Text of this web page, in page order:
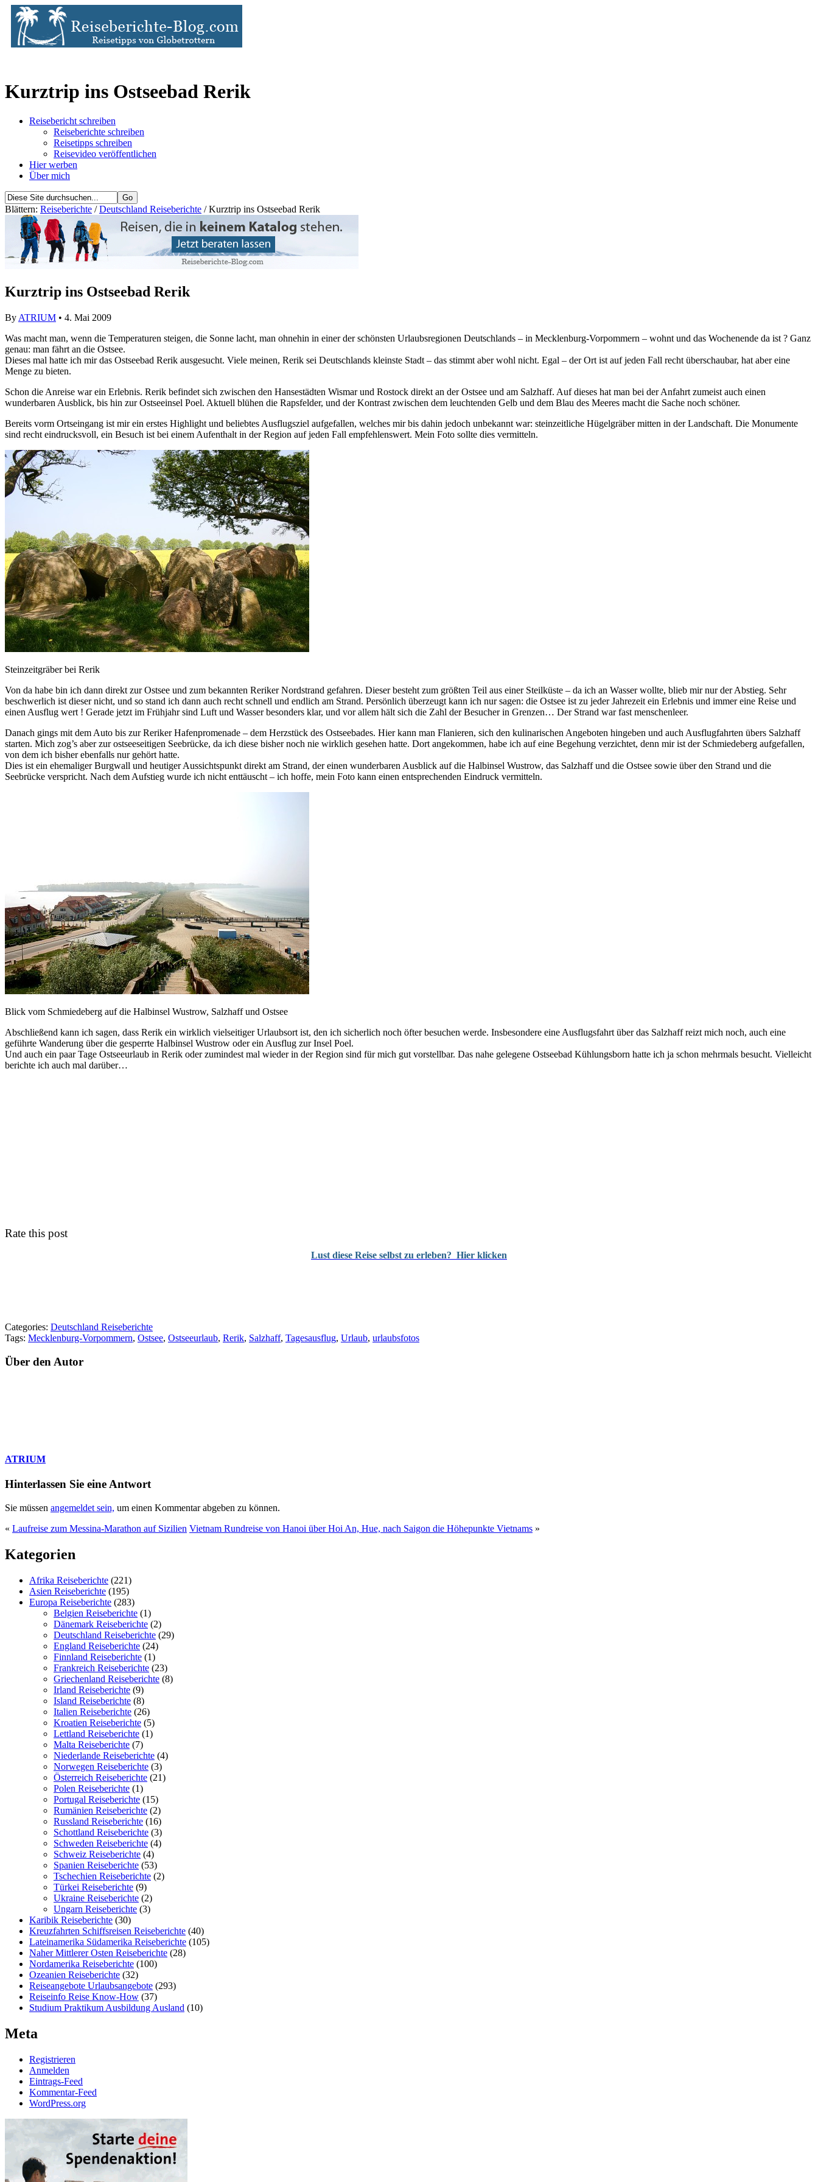
Kurztrip ins Ostseebad Rerik
Reisebericht schreiben
Reiseberichte schreiben
Reisetipps schreiben
Reisevideo veröffentlichen
Hier werben
Über mich
Blättern: Reiseberichte /Deutschland Reiseberichte / Kurztrip ins Ostseebad Rerik
Kurztrip ins Ostseebad Rerik
By ATRIUM • 4. Mai 2009
Was macht man, wenn die Temperaturen steigen, die Sonne lacht, man ohnehin in einer der schönsten Urlaubsregionen Deutschlands – in Mecklenburg-Vorpommern – wohnt und das Wochenende da ist ? Ganz
genau: man fährt an die Ostsee.
Dieses mal hatte ich mir das Ostseebad Rerik ausgesucht. Viele meinen, Rerik sei Deutschlands kleinste Stadt – das stimmt aber wohl nicht. Egal – der Ort ist auf jeden Fall recht überschaubar, hat aber eine
Menge zu bieten.
Schon die Anreise war ein Erlebnis. Rerik befindet sich zwischen den Hansestädten Wismar und Rostock direkt an der Ostsee und am Salzhaff. Auf dieses hat man bei der Anfahrt zumeist auch einen
wunderbaren Ausblick, bis hin zur Ostseeinsel Poel. Aktuell blühen die Rapsfelder, und der Kontrast zwischen dem leuchtenden Gelb und dem Blau des Meeres macht die Sache noch schöner.
Bereits vorm Ortseingang ist mir ein erstes Highlight und beliebtes Ausflugsziel aufgefallen, welches mir bis dahin jedoch unbekannt war: steinzeitliche Hügelgräber mitten in der Landschaft. Die Monumente
sind recht eindrucksvoll, ein Besuch ist bei einem Aufenthalt in der Region auf jeden Fall empfehlenswert. Mein Foto sollte dies vermitteln.
Steinzeitgräber bei Rerik
Von da habe bin ich dann direkt zur Ostsee und zum bekannten Reriker Nordstrand gefahren. Dieser besteht zum größten Teil aus einer Steilküste – da ich an Wasser wollte, blieb mir nur der Abstieg. Sehr
beschwerlich ist dieser nicht, und so stand ich dann auch recht schnell und endlich am Strand. Persönlich überzeugt kann ich nur sagen: die Ostsee ist zu jeder Jahrezeit ein Erlebnis und immer eine Reise und
einen Ausflug wert ! Gerade jetzt im Frühjahr sind Luft und Wasser besonders klar, und vor allem hält sich die Zahl der Besucher in Grenzen… Der Strand war fast menschenleer.
Danach gings mit dem Auto bis zur Reriker Hafenpromenade – dem Herzstück des Ostseebades. Hier kann man Flanieren, sich den kulinarischen Angeboten hingeben und auch Ausflugfahrten übers Salzhaff
starten. Mich zog’s aber zur ostseeseitigen Seebrücke, da ich diese bisher noch nie wirklich gesehen hatte. Dort angekommen, habe ich auf eine Begehung verzichtet, denn mir ist der Schmiedeberg aufgefallen,
von dem ich bisher ebenfalls nur gehört hatte.
Dies ist ein ehemaliger Burgwall und heutiger Aussichtspunkt direkt am Strand, der einen wunderbaren Ausblick auf die Halbinsel Wustrow, das Salzhaff und die Ostsee sowie über den Strand und die
Seebrücke verspricht. Nach dem Aufstieg wurde ich nicht enttäuscht – ich hoffe, mein Foto kann einen entsprechenden Eindruck vermitteln.
Blick vom Schmiedeberg auf die Halbinsel Wustrow, Salzhaff und Ostsee
Abschließend kann ich sagen, dass Rerik ein wirklich vielseitiger Urlaubsort ist, den ich sicherlich noch öfter besuchen werde. Insbesondere eine Ausflugsfahrt über das Salzhaff reizt mich noch, auch eine
geführte Wanderung über die gesperrte Halbinsel Wustrow oder ein Ausflug zur Insel Poel.
Und auch ein paar Tage Ostseeurlaub in Rerik oder zumindest mal wieder in der Region sind für mich gut vorstellbar. Das nahe gelegene Ostseebad Kühlungsborn hatte ich ja schon mehrmals besucht. Vielleicht
berichte ich auch mal darüber…
Rate this post
Lust diese Reise selbst zu erleben? Hier klicken
Categories: Deutschland Reiseberichte
Tags: Mecklenburg-Vorpommern, Ostsee, Ostseeurlaub, Rerik, Salzhaff, Tagesausflug, Urlaub, urlaubsfotos
Über den Autor
ATRIUM
Hinterlassen Sie eine Antwort
Sie müssen angemeldet sein, um einen Kommentar abgeben zu können.
« Laufreise zum Messina-Marathon auf Sizilien Vietnam Rundreise von Hanoi über Hoi An, Hue, nach Saigon die Höhepunkte Vietnams »
Kategorien
Afrika Reiseberichte (221)
Asien Reiseberichte (195)
Europa Reiseberichte (283)
Belgien Reiseberichte (1)
Dänemark Reiseberichte (2)
Deutschland Reiseberichte (29)
England Reiseberichte (24)
Finnland Reiseberichte (1)
Frankreich Reiseberichte (23)
Griechenland Reiseberichte (8)
Irland Reiseberichte (9)
Island Reiseberichte (8)
Italien Reiseberichte (26)
Kroatien Reiseberichte (5)
Lettland Reiseberichte (1)
Malta Reiseberichte (7)
Niederlande Reiseberichte (4)
Norwegen Reiseberichte (3)
Österreich Reiseberichte (21)
Polen Reiseberichte (1)
Portugal Reiseberichte (15)
Rumänien Reiseberichte (2)
Russland Reiseberichte (16)
Schottland Reiseberichte (3)
Schweden Reiseberichte (4)
Schweiz Reiseberichte (4)
Spanien Reiseberichte (53)
Tschechien Reiseberichte (2)
Türkei Reiseberichte (9)
Ukraine Reiseberichte (2)
Ungarn Reiseberichte (3)
Karibik Reiseberichte (30)
Kreuzfahrten Schiffsreisen Reiseberichte (40)
Lateinamerika Südamerika Reiseberichte (105)
Naher Mittlerer Osten Reiseberichte (28)
Nordamerika Reiseberichte (100)
Ozeanien Reiseberichte (32)
Reiseangebote Urlaubsangebote (293)
Reiseinfo Reise Know-How (37)
Studium Praktikum Ausbildung Ausland (10)
Meta
Registrieren
Anmelden
Eintrags-Feed
Kommentar-Feed
WordPress.org